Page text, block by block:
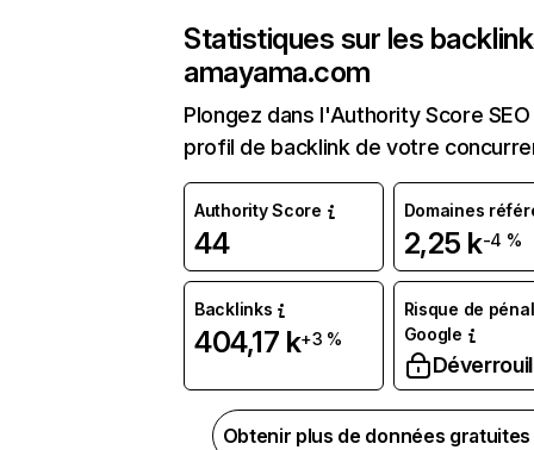
Statistiques sur les
amayama.com
Plongez dans l'Authority Score
profil de backlink de votre
Authority Score
44
Domaines
2,25 k-4 %
Backlinks
404,17 k+3 %
Risque de
Google
Obtenir plus de données